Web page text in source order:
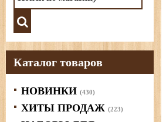
Каталог товаров
НОВИНКИ (430)
ХИТЫ ПРОДАЖ (223)